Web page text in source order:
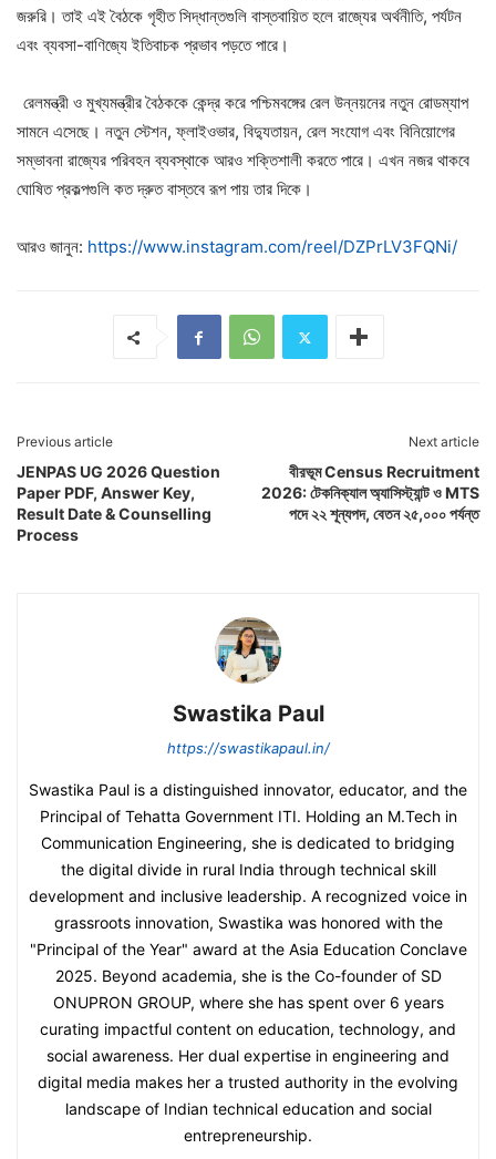
জরুরি। তাই এই বৈঠকে গৃহীত সিদ্ধান্তগুলি বাস্তবায়িত হলে রাজ্যের অর্থনীতি, পর্যটন
এবং ব্যবসা-বাণিজ্যে ইতিবাচক প্রভাব পড়তে পারে।
রেলমন্ত্রী ও মুখ্যমন্ত্রীর বৈঠককে কেন্দ্র করে পশ্চিমবঙ্গের রেল উন্নয়নের নতুন রোডম্যাপ
সামনে এসেছে। নতুন স্টেশন, ফ্লাইওভার, বিদ্যুতায়ন, রেল সংযোগ এবং বিনিয়োগের
সম্ভাবনা রাজ্যের পরিবহন ব্যবস্থাকে আরও শক্তিশালী করতে পারে। এখন নজর থাকবে
ঘোষিত প্রকল্পগুলি কত দ্রুত বাস্তবে রূপ পায় তার দিকে।
আরও জানুন: https://www.instagram.com/reel/DZPrLV3FQNi/
Previous article
JENPAS UG 2026 Question
Paper PDF, Answer Key,
Result Date & Counselling
Process
Next article
বীরভূম Census Recruitment
2026: টেকনিক্যাল অ্যাসিস্ট্যান্ট ও MTS
পদে ২২ শূন্যপদ, বেতন ২৫,০০০ পর্যন্ত
Swastika Paul
https://swastikapaul.in/
Swastika Paul is a distinguished innovator, educator, and the
Principal of Tehatta Government ITI. Holding an M.Tech in
Communication Engineering, she is dedicated to bridging
the digital divide in rural India through technical skill
development and inclusive leadership. A recognized voice in
grassroots innovation, Swastika was honored with the
"Principal of the Year" award at the Asia Education Conclave
2025. Beyond academia, she is the Co-founder of SD
ONUPRON GROUP, where she has spent over 6 years
curating impactful content on education, technology, and
social awareness. Her dual expertise in engineering and
digital media makes her a trusted authority in the evolving
landscape of Indian technical education and social
entrepreneurship.